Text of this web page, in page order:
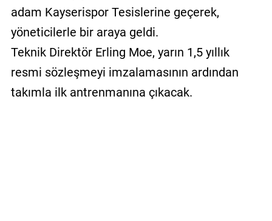
adam Kayserispor Tesislerine geçerek,
yöneticilerle bir araya geldi.
Teknik Direktör Erling Moe, yarın 1,5 yıllık
resmi sözleşmeyi imzalamasının ardından
takımla ilk antrenmanına çıkacak.